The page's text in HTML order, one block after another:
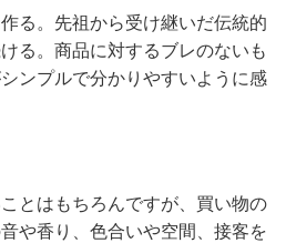
る。先祖から受け継いだ伝統的
る。商品に対するブレのないも
ンプルで分かりやすいように感
とはもちろんですが、買い物の
や香り、色合いや空間、接客を